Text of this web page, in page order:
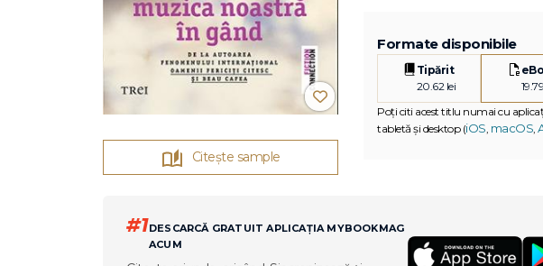
Citește sample
Formate disponibile
Tipărit
20.62 lei
Poți citi acest titlu numai cu
tabletă și desktop (iOS macOS
#1DESCARCĂ GRATUIT APLICAȚIA MYBOOKMAG
ACUM